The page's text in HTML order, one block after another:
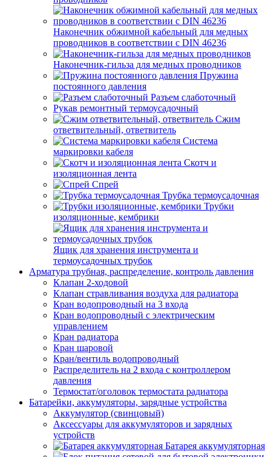
Наконечник обжимной кабельный для медных
проводников в соответствии с DIN 46236
Наконечник-гильза для медных проводников
Пружина
постоянного давления
Разъем слаботочный
Рукав ремонтный термоусадочный
Сжим
ответвительный, ответвитель
Система
маркировки кабеля
Скотч и
изоляционная лента
Спрей
Трубка термоусадочная
Трубки
изоляционные, кембрики
Ящик для хранения инструмента и
термоусадочных трубок
Арматура трубная, распределение, контроль давления
Клапан 2-ходовой
Клапан стравливания воздуха для радиатора
Кран водопроводный на 3 входа
Кран водопроводный с электрическим
управлением
Кран радиатора
Кран шаровой
Кран/вентиль водопроводный
Распределитель на 2 входа с контроллером
давления
Термостат/оголовок термостата радиатора
Батарейки, аккумуляторы, зарядные устройства
Аккумулятор (свинцовый)
Аксессуары для аккумуляторов и зарядных
устройств
Батарея аккумуляторная